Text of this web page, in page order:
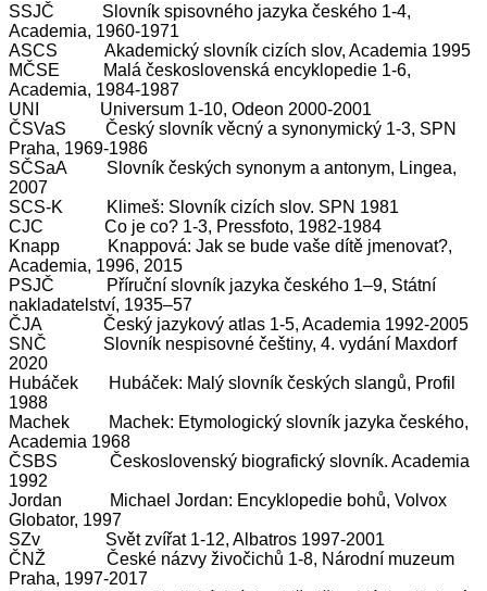
SSJČ Slovník spisovného jazyka českého 1-4,
Academia, 1960-1971
ASCS Akademický slovník cizích slov, Academia 1995
MČSE Malá československá encyklopedie 1-6,
Academia, 1984-1987
UNI Universum 1-10, Odeon 2000-2001
ČSVaS Český slovník věcný a synonymický 1-3, SPN
Praha, 1969-1986
SČSaA Slovník českých synonym a antonym, Lingea,
2007
SCS-K Klimeš: Slovník cizích slov. SPN 1981
CJC Co je co? 1-3, Pressfoto, 1982-1984
Knapp Knappová: Jak se bude vaše dítě jmenovat?,
Academia, 1996, 2015
PSJČ Příruční slovník jazyka českého 1–9, Státní
nakladatelství, 1935–57
ČJA Český jazykový atlas 1-5, Academia 1992-2005
SNČ Slovník nespisovné češtiny, 4. vydání Maxdorf
2020
Hubáček Hubáček: Malý slovník českých slangů, Profil
1988
Machek Machek: Etymologický slovník jazyka českého,
Academia 1968
ČSBS Československý biografický slovník. Academia
1992
Jordan Michael Jordan: Encyklopedie bohů, Volvox
Globator, 1997
SZv Svět zvířat 1-12, Albatros 1997-2001
ČNŽ České názvy živočichů 1-8, Národní muzeum
Praha, 1997-2017